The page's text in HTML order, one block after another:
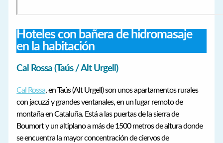
Hoteles con bañera de hidromasaje
en la habitación
Cal Rossa (Taús / Alt Urgell)
Cal Rossa, en Taús (Alt Urgell) son unos apartamentos rurales
con jacuzzi y grandes ventanales, en un lugar remoto de
montaña en Cataluña. Está a las puertas de la sierra de
Boumort y un altiplano a más de 1500 metros de altura donde
se encuentra la mayor concentración de ciervos de